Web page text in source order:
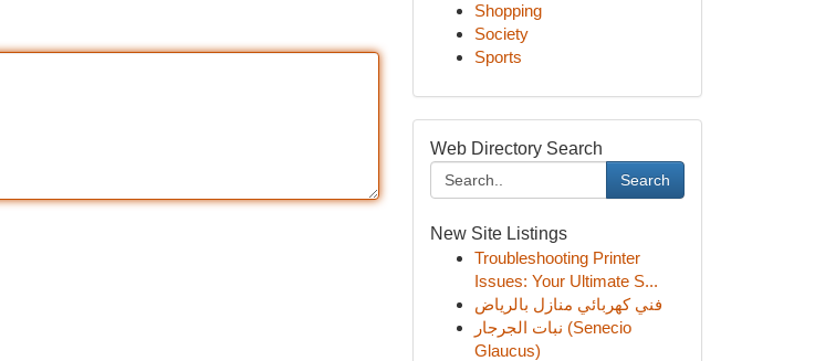
Shopping
Society
Sports
Web Directory Search
Search
New Site Listings
Troubleshooting Printer
Issues: Your Ultimate S...
فني كهربائي منازل بالرياض
نبات الجرجار (Senecio
Glaucus)